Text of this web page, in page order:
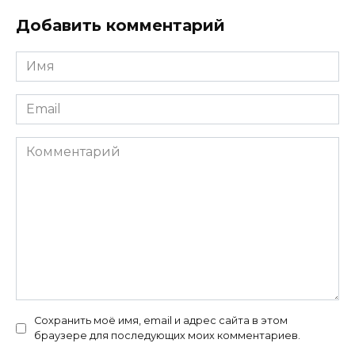
Добавить комментарий
Имя
*
Email
*
Комментарий
Сохранить моё имя, email и адрес сайта в этом
браузере для последующих моих комментариев.